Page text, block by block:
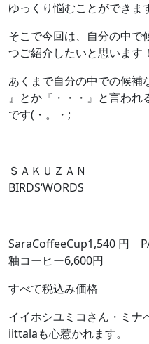
ゆっくり悩むことができ
そこで今回は、自分の中で
つご紹介したいと思います！
あくまで自分の中での候補
』とか『・・・』と言われ
です(・。・;
ＳＡＫＵＺＡＮ
BIRDS‘WORDS
SaraCoffeeCup1,540 円
釉コーヒー6,600円
すべて税込み価格
イイホシユミコさん・ミナ
iittalaも心惹かれます。